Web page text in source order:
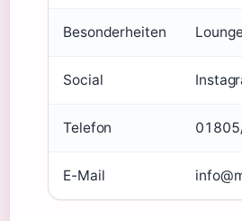
Besonderheiten
Social
Telefon
E-Mail